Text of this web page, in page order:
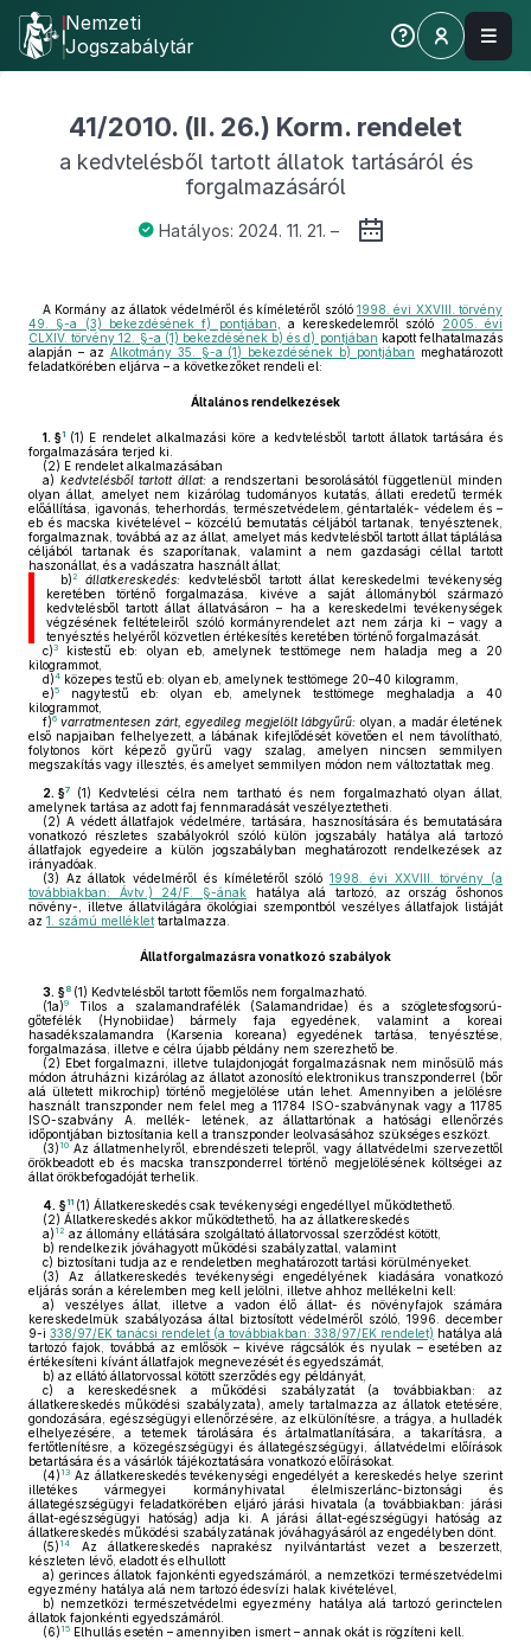
Nemzeti
Jogszabálytár
41/2010. (II. 26.) Korm. rendelet
a kedvtelésből tartott állatok tartásáról és
forgalmazásáról
Hatályos: 2024. 11. 21. –
A Kormány az állatok védelméről és kíméletéről szóló 1998. évi XXVIII. törvény
49. §-a (3) bekezdésének f) pontjában , a kereskedelemről szóló
2005. évi
CLXIV. törvény 12. §-a (1) bekezdésének b) és d) pontjában kapott felhatalmazás
alapján – az Alkotmány 35. §-a (1) bekezdésének b) pontjában meghatározott
feladatkörében eljárva – a következőket rendeli el:
Általános rendelkezések
1. §1 (1) E rendelet alkalmazási köre a kedvtelésből tartott állatok tartására és
forgalmazására terjed ki.
(2) E rendelet alkalmazásában
a) kedvtelésből tartott állat: a rendszertani besorolásától függetlenül minden
olyan állat, amelyet nem kizárólag tudományos kutatás, állati eredetű termék
előállítása, igavonás, teherhordás, természetvédelem, géntartalék- védelem és –
eb és macska kivételével – közcélú bemutatás céljából tartanak, tenyésztenek,
forgalmaznak, továbbá az az állat, amelyet más kedvtelésből tartott állat táplálása
céljából tartanak és szaporítanak, valamint a nem gazdasági céllal tartott
haszonállat, és a vadászatra használt állat;
b)2 állatkereskedés: kedvtelésből tartott állat kereskedelmi tevékenység
keretében történő forgalmazása, kivéve a saját állományból származó
kedvtelésből tartott állat állatvásáron – ha a kereskedelmi tevékenységek
végzésének feltételeiről szóló kormányrendelet azt nem zárja ki – vagy a
tenyésztés helyéről közvetlen értékesítés keretében történő forgalmazását.
c)3
kistestű eb: olyan eb, amelynek testtömege nem haladja meg a 20
kilogrammot,
d)4 közepes testű eb: olyan eb, amelynek testtömege 20–40 kilogramm,
e)5
nagytestű eb: olyan eb, amelynek testtömege meghaladja a 40
kilogrammot,
f)6 varratmentesen zárt, egyedileg megjelölt lábgyűrű: olyan, a madár életének
első napjaiban felhelyezett, a lábának kifejlődését követően el nem távolítható,
folytonos kört képező gyűrű vagy szalag, amelyen nincsen semmilyen
megszakítás vagy illesztés, és amelyet semmilyen módon nem változtattak meg.
2. §7 (1) Kedvtelési célra nem tartható és nem forgalmazható olyan állat,
amelynek tartása az adott faj fennmaradását veszélyeztetheti.
(2) A védett állatfajok védelmére, tartására, hasznosítására és bemutatására
vonatkozó részletes szabályokról szóló külön jogszabály hatálya alá tartozó
állatfajok egyedeire a külön jogszabályban meghatározott rendelkezések az
irányadóak.
(3) Az állatok védelméről és kíméletéről szóló1998. évi XXVIII. törvény (a
továbbiakban: Ávtv.) 24/F. §-ának hatálya alá tartozó, az ország őshonos
növény-, illetve állatvilágára ökológiai szempontból veszélyes állatfajok listáját
az 1. számú melléklet tartalmazza.
Állatforgalmazásra vonatkozó szabályok
3. §8 (1) Kedvtelésből tartott főemlős nem forgalmazható.
(1a)9
Tilos a szalamandrafélék (Salamandridae) és a szögletesfogsorú-
gőtefélék (Hynobiidae) bármely faja egyedének, valamint a koreai
hasadékszalamandra (Karsenia koreana) egyedének tartása, tenyésztése,
forgalmazása, illetve e célra újabb példány nem szerezhető be.
(2) Ebet forgalmazni, illetve tulajdonjogát forgalmazásnak nem minősülő más
módon átruházni kizárólag az állatot azonosító elektronikus transzponderrel (bőr
alá ültetett mikrochip) történő megjelölése után lehet. Amennyiben a jelölésre
használt transzponder nem felel meg a 11784 ISO-szabványnak vagy a 11785
ISO-szabvány A. mellék- letének, az állattartónak a hatósági ellenőrzés
időpontjában biztosítania kell a transzponder leolvasásához szükséges eszközt.
(3) 10 Az állatmenhelyről, ebrendészeti telepről, vagy állatvédelmi szervezettől
örökbeadott eb és macska transzponderrel történő megjelölésének költségei az
állat örökbefogadóját terhelik.
4. §11 (1) Állatkereskedés csak tevékenységi engedéllyel működtethető.
(2) Állatkereskedés akkor működtethető, ha az állatkereskedés
a) 12 az állomány ellátására szolgáltató állatorvossal szerződést kötött,
b) rendelkezik jóváhagyott működési szabályzattal, valamint
c) biztosítani tudja az e rendeletben meghatározott tartási körülményeket.
(3) Az állatkereskedés tevékenységi engedélyének kiadására vonatkozó
eljárás során a kérelemben meg kell jelölni, illetve ahhoz mellékelni kell:
a) veszélyes állat, illetve a vadon élő állat- és növényfajok számára
kereskedelmük szabályozása által biztosított védelméről szóló, 1996. december
9-i 338/97/EK tanácsi rendelet (a továbbiakban: 338/97/EK rendelet) hatálya alá
tartozó fajok, továbbá az emlősök – kivéve rágcsálók és nyulak – esetében az
értékesíteni kívánt állatfajok megnevezését és egyedszámát,
b) az ellátó állatorvossal kötött szerződés egy példányát,
c) a kereskedésnek a működési szabályzatát (a továbbiakban: az
állatkereskedés működési szabályzata), amely tartalmazza az állatok etetésére,
gondozására, egészségügyi ellenőrzésére, az elkülönítésre, a trágya, a hulladék
elhelyezésére, a tetemek tárolására és ártalmatlanítására, a takarításra, a
fertőtlenítésre, a közegészségügyi és állategészségügyi, állatvédelmi előírások
betartására és a vásárlók tájékoztatására vonatkozó előírásokat.
(4) 13 Az állatkereskedés tevékenységi engedélyét a kereskedés helye szerint
illetékes vármegyei kormányhivatal élelmiszerlánc-biztonsági és
állategészségügyi feladatkörében eljáró járási hivatala (a továbbiakban: járási
állat-egészségügyi hatóság) adja ki. A járási állat-egészségügyi hatóság az
állatkereskedés működési szabályzatának jóváhagyásáról az engedélyben dönt.
(5) 14
Az állatkereskedés naprakész nyilvántartást vezet a beszerzett,
készleten lévő, eladott és elhullott
a) gerinces állatok fajonkénti egyedszámáról, a nemzetközi természetvédelmi
egyezmény hatálya alá nem tartozó édesvízi halak kivételével,
b) nemzetközi természetvédelmi egyezmény hatálya alá tartozó gerinctelen
állatok fajonkénti egyedszámáról.
(6) 15 Elhullás esetén – amennyiben ismert – annak okát is rögzíteni kell.